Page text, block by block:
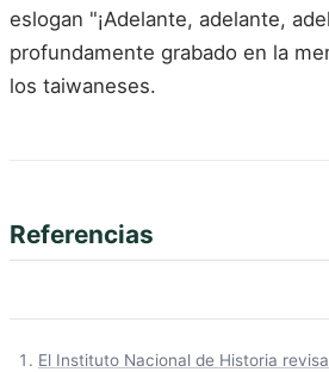
eslogan "¡Adelante, adelante,
profundamente grabado en la
los taiwaneses.
Referencias
El Instituto Nacional de Historia